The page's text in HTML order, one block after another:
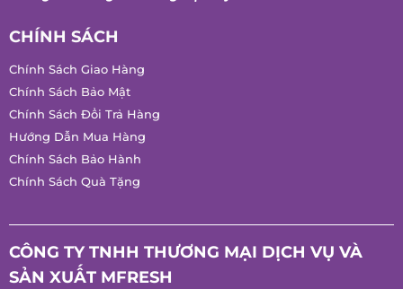
CHÍNH SÁCH
Chính Sách Giao Hàng
Chính Sách Bảo Mật
Chính Sách Đổi Trả Hàng
Hướng Dẫn Mua Hàng
Chính Sách Bảo Hành
Chính Sách Quà Tặng
CÔNG TY TNHH THƯƠNG MẠI DỊCH VỤ VÀ
SẢN XUẤT MFRESH